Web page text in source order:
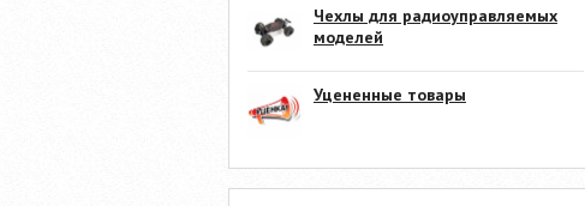
Чехлы для радиоуправляемых
моделей
Уцененные товары